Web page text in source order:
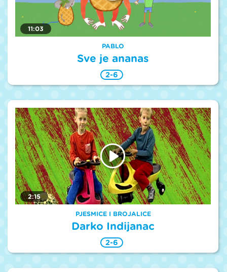
11:03
PABLO
Sve je ananas
2-6
2:15
PJESMICE I BROJALICE
Darko Indijanac
2-6